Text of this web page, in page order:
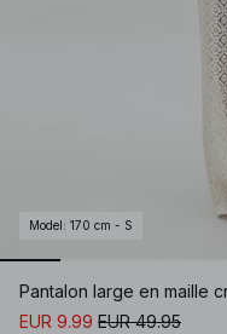
Model : 170 cm - S
Pantalon large en maille
EUR 9.99 EUR 49.95